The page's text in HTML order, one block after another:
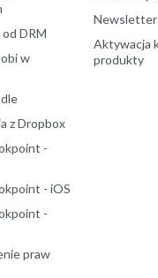
DRM
w
z Dropbox
-
- iOS
-
praw
Newsletter
Aktywacja
produkty